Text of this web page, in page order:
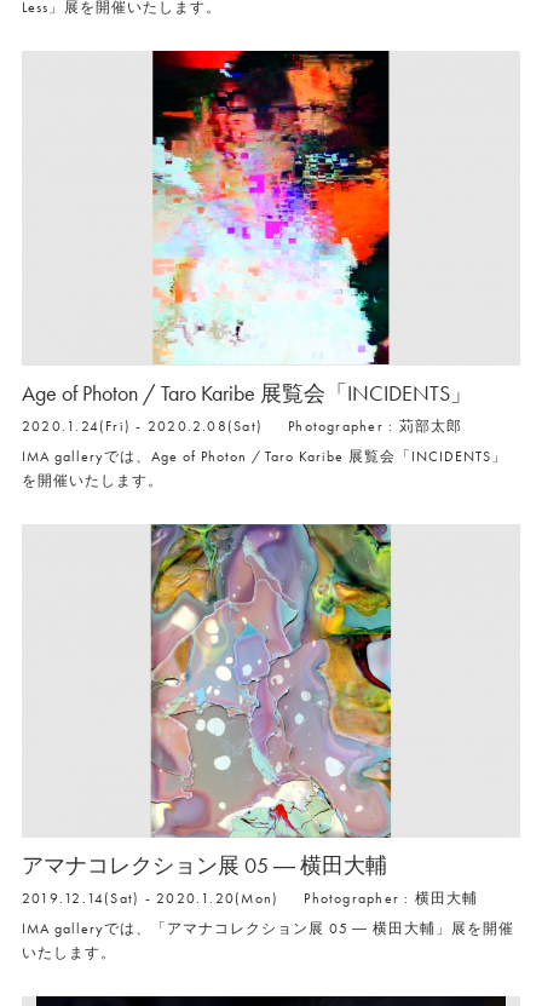
Less」展を開催いたします。
Age of Photon / Taro Karibe 展覧会「INCIDENTS」
2020.1.24(Fri) - 2020.2.08(Sat)
Photographer : 苅部太郎
IMA galleryでは、Age of Photon / Taro Karibe 展覧会「INCIDENTS」
を開催いたします。
アマナコレクション展 05 ― 横田大輔
2019.12.14(Sat) - 2020.1.20(Mon)
Photographer : 横田大輔
IMA galleryでは、「アマナコレクション展 05 ― 横田大輔」展を開催
いたします。